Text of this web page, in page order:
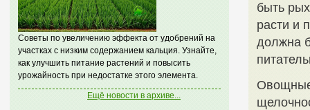
Советы по увеличению эффекта от удобрений на
участках с низким содержанием кальция. Узнайте,
как улучшить питание растений и повысить
урожайность при недостатке этого элемента.
Ещё новости в архиве...
быть
расти и
должна
Овощные